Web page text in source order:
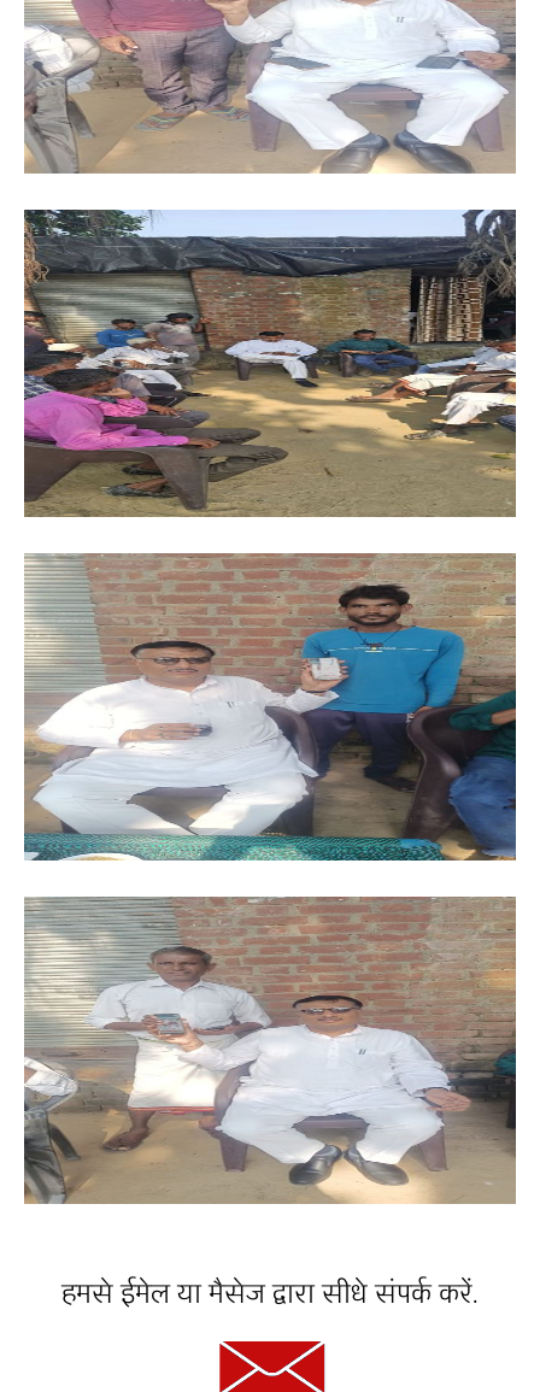
हमसे ईमेल या मैसेज द्वारा सीधे संपर्क करें.